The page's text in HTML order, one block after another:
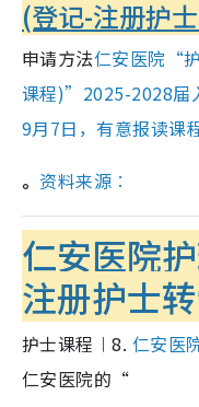
(登记-注册护
申请方法仁安医院“
课程)”2025-2028届
9月7日，有意报读课
。 资料来源︰
仁安医院
注册护士
护士课程︱8. 仁安医
仁安医院的“